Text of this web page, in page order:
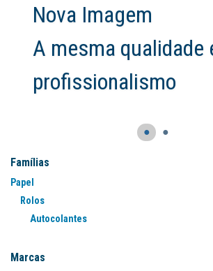
Nova Imagem
A mesma qualidade
profissionalismo
● ●
Famílias
Papel
Rolos
Autocolantes
Marcas